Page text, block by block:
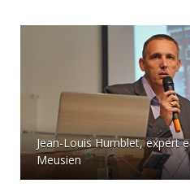
Jean-Louis Humblet, expert
Meusien